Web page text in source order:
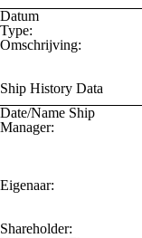
Datum
Type:
Omschrijving:
Ship History Data
Date/Name Ship
Manager:
Eigenaar:
Shareholder: